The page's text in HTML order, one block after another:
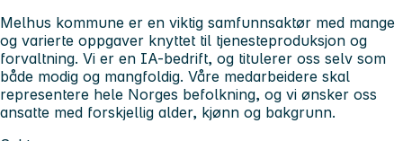
Melhus kommune er en viktig samfunnsaktør med mange
og varierte oppgaver knyttet til tjenesteproduksjon og
forvaltning. Vi er en IA-bedrift, og titulerer oss selv som
både modig og mangfoldig. Våre medarbeidere skal
representere hele Norges befolkning, og vi ønsker oss
ansatte med forskjellig alder, kjønn og bakgrunn.